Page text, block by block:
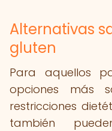
Alternativas
gluten
Para aquellos
opciones más
restricciones
también